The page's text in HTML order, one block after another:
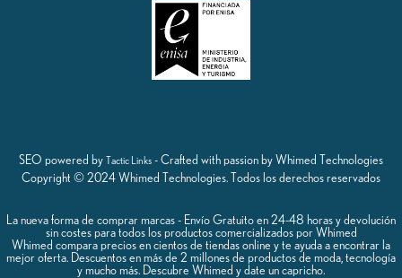
SEO powered by Tactic Links - Crafted with passion by Whimed Technologies
Copyright © 2024 Whimed Technologies. Todos los derechos reservados
La nueva forma de comprar marcas - Envío Gratuito en 24-48 horas y devolución
sin costes para todos los productos comercializados por Whimed
Whimed compara precios en cientos de tiendas online y te ayuda a encontrar la
mejor oferta. Descuentos en más de 2 millones de productos de moda, tecnología
y mucho más. Descubre Whimed y date un capricho.